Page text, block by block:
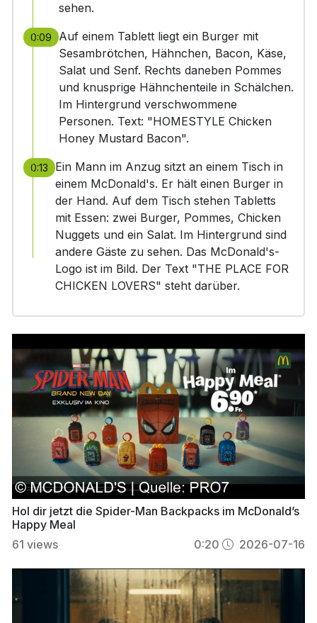
sehen.
0:09
Auf einem Tablett liegt ein Burger mit
Sesambrötchen, Hähnchen, Bacon, Käse,
Salat und Senf. Rechts daneben Pommes
und knusprige Hähnchenteile in Schälchen.
Im Hintergrund verschwommene
Personen. Text: "HOMESTYLE Chicken
Honey Mustard Bacon".
0:13
Ein Mann im Anzug sitzt an einem Tisch in
einem McDonald's. Er hält einen Burger in
der Hand. Auf dem Tisch stehen Tabletts
mit Essen: zwei Burger, Pommes, Chicken
Nuggets und ein Salat. Im Hintergrund sind
andere Gäste zu sehen. Das McDonald's-
Logo ist im Bild. Der Text "THE PLACE FOR
CHICKEN LOVERS" steht darüber.
Hol dir jetzt die Spider-Man Backpacks im McDonald’s
Happy Meal
61 views 0:20 2026-07-16